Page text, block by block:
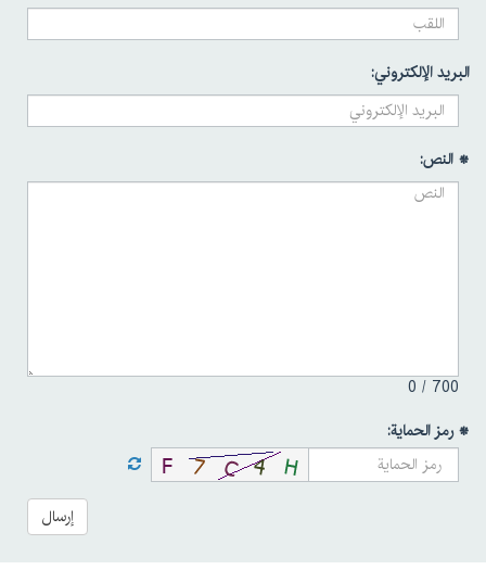
البريد الإلكتروني:
* النص:
700 /
0
* رمز الحماية:
إرسال